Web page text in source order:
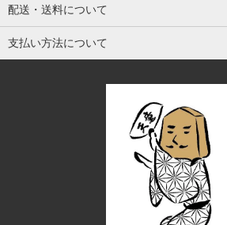
配送・送料について
支払い方法について